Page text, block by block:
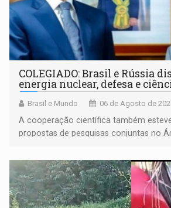
COLEGIADO: Brasil e Rússia
energia nuclear, defesa e
Brasil e Mundo 06 de Agosto de
A cooperação científica também
propostas de pesquisas conjuntas no